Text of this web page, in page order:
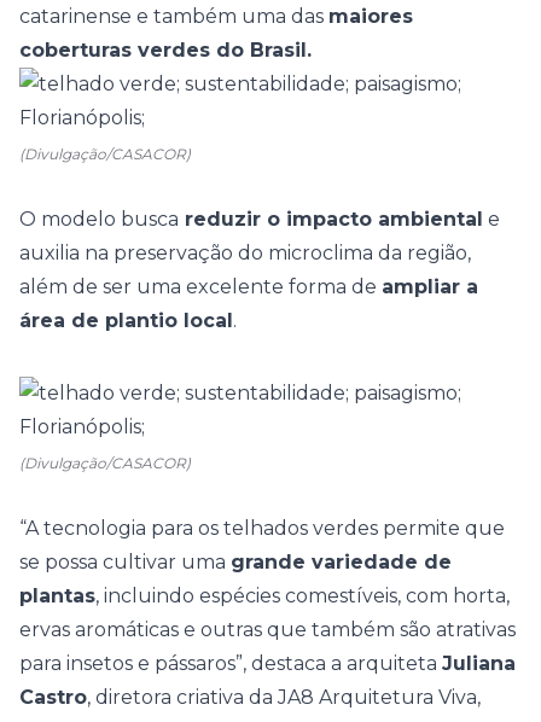
catarinense e também uma das maiores
coberturas verdes do Brasil.
(Divulgação/CASACOR)
O modelo busca reduzir o impacto ambiental e
auxilia na preservação do microclima da região,
além de ser uma excelente forma de ampliar a
área de plantio local.
(Divulgação/CASACOR)
“A tecnologia para os telhados verdes permite que
se possa cultivar uma grande variedade de
plantas, incluindo espécies comestíveis, com horta,
ervas aromáticas e outras que também são atrativas
para insetos e pássaros”, destaca a arquiteta Juliana
Castro, diretora criativa da JA8 Arquitetura Viva,